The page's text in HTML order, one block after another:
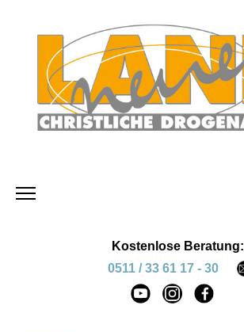
Kostenlose Beratung:
0511 / 33 61 17 - 30